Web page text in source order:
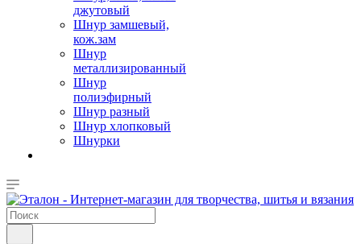
джутовый
Шнур замшевый,
кож.зам
Шнур
металлизированный
Шнур
полиэфирный
Шнур разный
Шнур хлопковый
Шнурки